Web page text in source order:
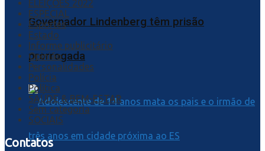
Governador Lindenberg têm prisão
prorrogada
ELEIÇÕES 2022
ESPECIAL
Esportes
Estado
Informe publicitário
Opinião
Personalidades
Polícia
Política
SAÚDE & BEM-ESTAR
Sem categoria
SOCIAIS
Contatos